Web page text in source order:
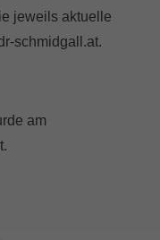
jeweils aktuelle
schmidgall.at.
am